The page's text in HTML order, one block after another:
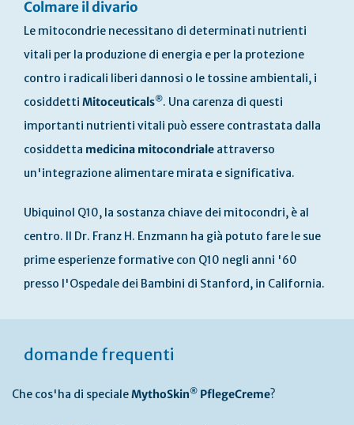
Colmare il divario
Le mitocondrie necessitano di determinati nutrienti
vitali per la produzione di energia e per la protezione
contro i radicali liberi dannosi o le tossine ambientali, i
cosiddetti Mitoceuticals®. Una carenza di questi
importanti nutrienti vitali può essere contrastata dalla
cosiddetta medicina mitocondriale attraverso
un'integrazione alimentare mirata e significativa.
Ubiquinol Q10, la sostanza chiave dei mitocondri, è al
centro. Il Dr. Franz H. Enzmann ha già potuto fare le sue
prime esperienze formative con Q10 negli anni '60
presso l'Ospedale dei Bambini di Stanford, in California.
domande frequenti
Che cos'ha di specialeMythoSkin® PflegeCreme?